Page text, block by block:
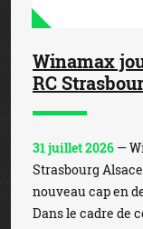
Winamax
RC
31 juillet 2026 —
Strasbourg
nouveau cap en
Dans le cadre de